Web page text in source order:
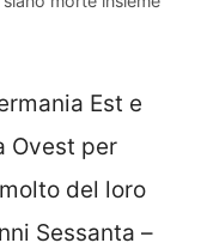
Est e
Ovest per
del loro
Sessanta –